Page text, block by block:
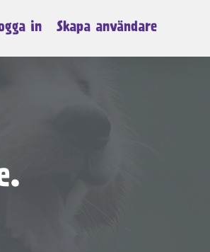
in Skapa användare